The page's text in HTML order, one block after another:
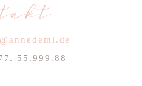
55.999.88